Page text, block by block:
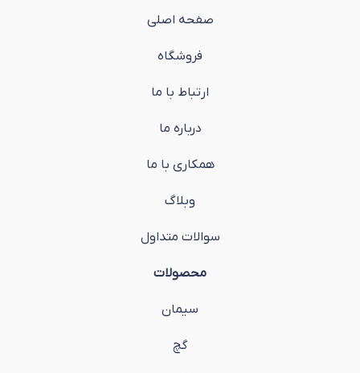
صفحه اصلی
فروشگاه
ارتباط با ما
درباره ما
همکاری با ما
وبلاگ
سوالات متداول
محصولات
سیمان
گچ